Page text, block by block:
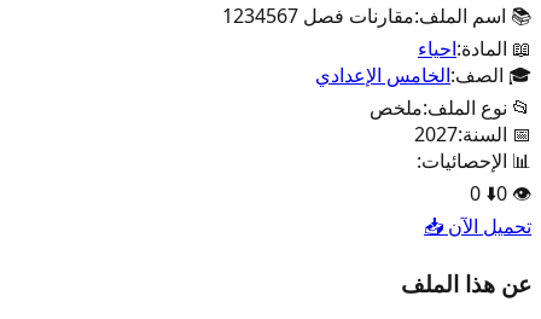
📚 اسم الملف:مقارنات فصل 1234567
📖 المادة:احياء
🎓 الصف:الخامس الإعدادي
📂 نوع الملف:ملخص
📅 السنة:2027
📊 الإحصائيات:
👁️
0
⬇️
0
تحميل الآن 📥
عن هذا الملف